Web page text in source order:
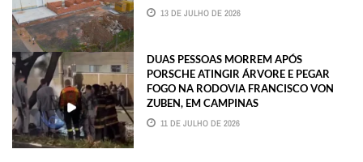
13 DE JULHO DE 2026
DUAS PESSOAS MORREM APÓS
PORSCHE ATINGIR ÁRVORE E PEGAR
FOGO NA RODOVIA FRANCISCO VON
ZUBEN, EM CAMPINAS
11 DE JULHO DE 2026